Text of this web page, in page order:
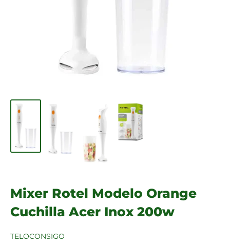
Mixer Rotel Modelo Orange
Cuchilla Acer Inox 200w
TELOCONSIGO